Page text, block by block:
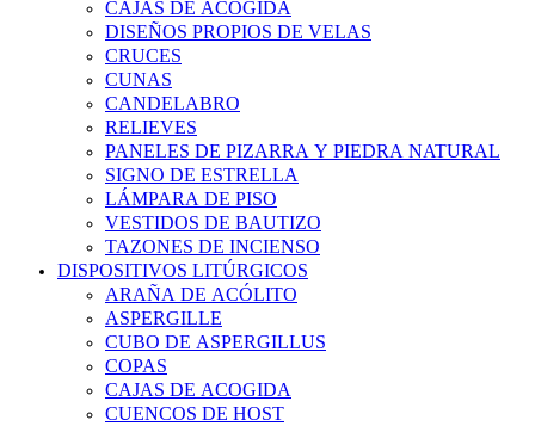
CAJAS DE ACOGIDA
DISEÑOS PROPIOS DE VELAS
CRUCES
CUNAS
CANDELABRO
RELIEVES
PANELES DE PIZARRA Y PIEDRA NATURAL
SIGNO DE ESTRELLA
LÁMPARA DE PISO
VESTIDOS DE BAUTIZO
TAZONES DE INCIENSO
DISPOSITIVOS LITÚRGICOS
ARAÑA DE ACÓLITO
ASPERGILLE
CUBO DE ASPERGILLUS
COPAS
CAJAS DE ACOGIDA
CUENCOS DE HOST